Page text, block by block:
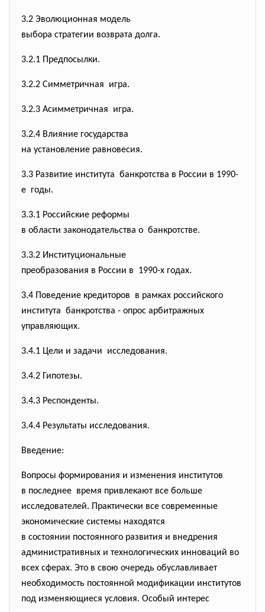
3.2 Эволюционная модель
выбора стратегии возврата долга.
3.2.1 Предпосылки.
3.2.2 Симметричная игра.
3.2.3 Асимметричная игра.
3.2.4 Влияние государства
на установление равновесия.
3.3 Развитие института банкротства в России в 1990-
е годы.
3.3.1 Российские реформы
в области законодательства о банкротстве.
3.3.2 Институциональные
преобразования в России в 1990-х годах.
3.4 Поведение кредиторов в рамках российского
института банкротства - опрос арбитражных
управляющих.
3.4.1 Цели и задачи исследования.
3.4.2 Гипотезы.
3.4.3 Респонденты.
3.4.4 Результаты исследования.
Введение:
Вопросы формирования и изменения институтов
в последнее время привлекают все больше
исследователей. Практически все современные
экономические системы находятся
в состоянии постоянного развития и внедрения
административных и технологических инноваций во
всех сферах. Это в свою очередь обуславливает
необходимость постоянной модификации институтов
под изменяющиеся условия. Особый интерес